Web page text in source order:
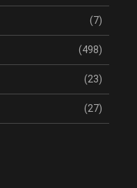
(7)
(498)
(23)
(27)